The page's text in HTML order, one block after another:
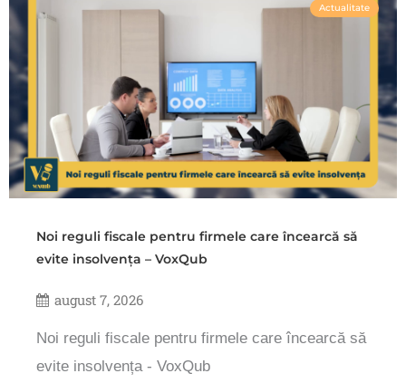
Actualitate
Noi reguli fiscale pentru firmele care încearcă să
evite insolvența – VoxQub
august 7, 2026
Noi reguli fiscale pentru firmele care încearcă să
evite insolvența - VoxQub